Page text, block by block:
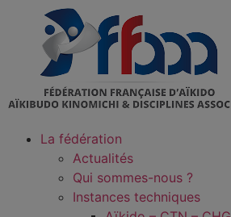
La fédération
Actualités
Qui sommes-nous ?
Instances techniques